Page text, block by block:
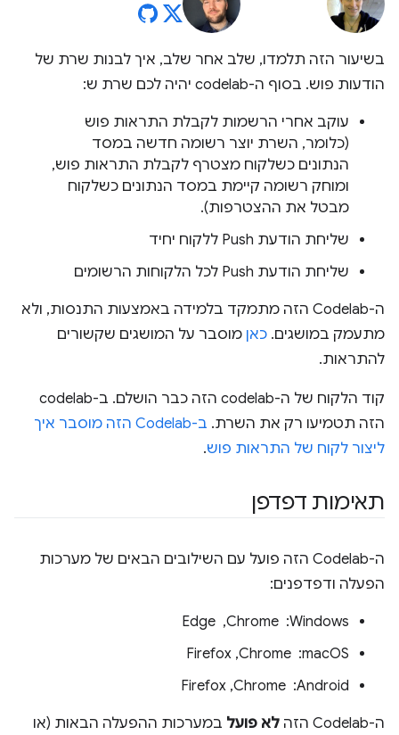
בשיעור הזה תלמדו, שלב אחר שלב, איך לבנות שרת של
הודעות פוש. בסוף ה-codelab יהיה לכם שרת ש:
עוקב אחרי הרשמות לקבלת התראות פוש
(כלומר, השרת יוצר רשומה חדשה במסד
הנתונים כשלקוח מצטרף לקבלת התראות פוש,
ומוחק רשומה קיימת במסד הנתונים כשלקוח
מבטל את ההצטרפות).
שליחת הודעת Push ללקוח יחיד
שליחת הודעת Push לכל הלקוחות הרשומים
ה-Codelab הזה מתמקד בלמידה באמצעות התנסות, ולא
מתעמק במושגים. כאן מוסבר על המושגים שקשורים
להתראות.
קוד הלקוח של ה-codelab הזה כבר הושלם. ב-codelab
הזה תטמיעו רק את השרת.
ב-Codelab הזה מוסבר איך
ליצור לקוח של התראות פוש.
תאימות דפדפן
ה-Codelab הזה פועל עם השילובים הבאים של מערכות
הפעלה ודפדפנים:
‫Windows: ‏ Chrome, ‏ Edge
‫macOS: ‏ Chrome‏, Firefox
‫Android: ‏ Chrome‏, Firefox
ה-Codelab הזה לא פועל במערכות ההפעלה הבאות (או